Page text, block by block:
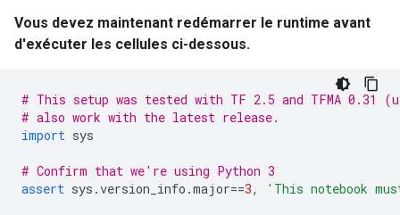
Vous devez maintenant redémarrer le runtime avant
d'exécuter les cellules ci-dessous.
# This setup was tested with TF 2.5 and TFMA 0.31
# also work with the latest release.
import sys
# Confirm that we're using Python 3
assert sys .version_info .major==3, 'This notebook